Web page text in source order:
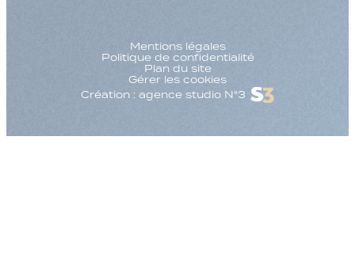
Mentions légales
Politique de confidentialité
Plan du site
Gérer les cookies
Création : agence studio N°3